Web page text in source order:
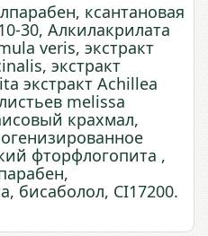
ксантановая
30, Алкилакрилата
veris, экстракт
экстракт
экстракт Achillea
melissa
крахмал,
фторфлогопита ,
бисаболол, CI17200.